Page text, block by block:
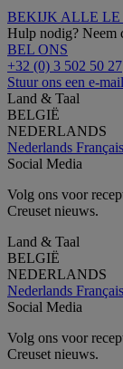
BEKIJK ALLE LE
Hulp nodig? Neem
BEL ONS
+32 (0) 3 502 50 27
Stuur ons een e-mail
Land & Taal
BELGIË
NEDERLANDS
Nederlands Français
Social Media
Volg ons voor
Creuset nieuws.
Land & Taal
BELGIË
NEDERLANDS
Nederlands Français
Social Media
Volg ons voor
Creuset nieuws.